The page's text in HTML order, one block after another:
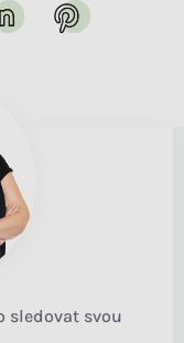
sledovat svou